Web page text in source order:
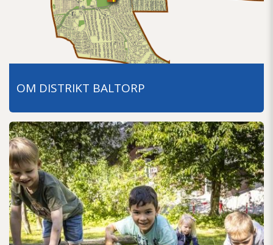
OM DISTRIKT BALTORP